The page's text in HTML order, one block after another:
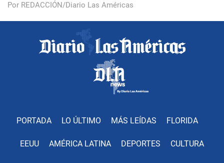
Por REDACCIÓN/Diario Las Américas
PORTADA LO ÚLTIMO MÁS LEÍDAS FLORIDA
EEUU AMÉRICA LATINA DEPORTES CULTURA